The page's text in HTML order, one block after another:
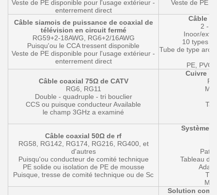
Veste de PE disponible pour l'usage extérieur -
enterrement direct
Veste de PE
Câble siamois de puissance de coaxial de
télévision en circuit fermé
RG59+2-18AWG, RG6+2/16AWG
Puisqu'ou le CCA tressent disponible
Veste de PE disponible pour l'usage extérieur -
enterrement direct
Câble à
2 -
Inoor/
10 types
Tube de type arc/
PE,
Câble coaxial 75Ω de CATV
RG6, RG11
Double - quadruple - tri bouclier
CCS ou puisque conducteur Available
le champ 3GHz a examiné
Cuivre
Câble coaxial 50Ω de rf
RG58, RG142, RG174, RG216, RG400, et
d'autres
Puisqu'ou conducteur de comité technique
PE solide ou isolation de PE de mousse
Puisque, tresse de comité technique ou de Sc
Système
Tableau de
Solution